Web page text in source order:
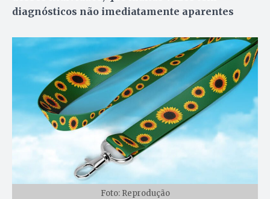
diagnósticos não imediatamente aparentes
Foto: Reprodução